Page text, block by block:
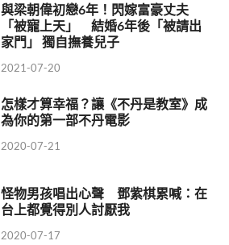
與梁朝偉初戀6年！閃嫁富豪丈夫
「被寵上天」 結婚6年後「被請出
家門」 獨自撫養兒子
2021-07-20
怎樣才算幸福？讓《不丹是教室》成
為你的第一部不丹電影
2020-07-21
怪物男孩唱出心聲 鄧紫棋累喊：在
台上都覺得別人討厭我
2020-07-17